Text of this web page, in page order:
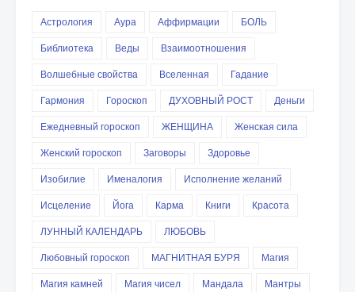
Астрология Аура Аффирмации
БОЛЬ
Библиотека
Веды
Взаимоотношения
Волшебные свойства
Вселенная
Гадание
Гармония
Гороскоп ДУХОВНЫЙ РОСТ
Деньги
Ежедневный гороскоп
ЖЕНЩИНА
Женская сила
Женский гороскоп
Заговоры
Здоровье
Изобилие
Именалогия
Исполнение желаний
Исцеление
Йога Карма Книги
Красота
ЛУННЫЙ КАЛЕНДАРЬ
ЛЮБОВЬ
Любовный гороскоп
МАГНИТНАЯ БУРЯ
Магия
Магия камней
Магия чисел Мандала
Мантры